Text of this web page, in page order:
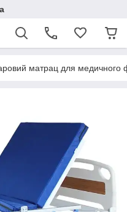
матрац для медичного